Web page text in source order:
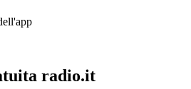
radio.it